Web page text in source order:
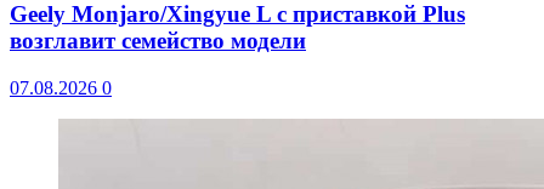
Geely Monjaro/Xingyue L с приставкой Plus
возглавит семейство модели
07.08.2026 0